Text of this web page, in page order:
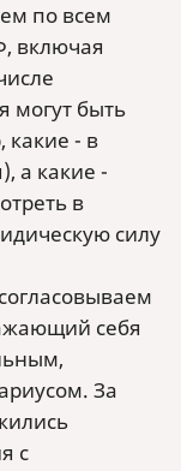
по всем
включая
могут быть
какие - в
а какие -
в
силу
себя
За
с